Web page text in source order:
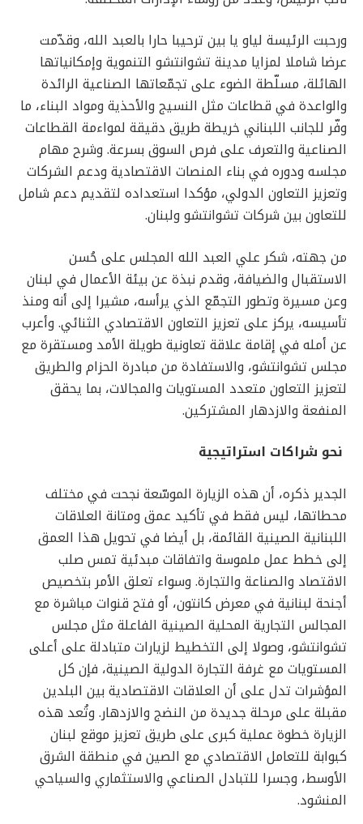
ورحبت الرئيسة لياو يا بين ترحيبا حارا بالعبد الله، وقدّمت
عرضا شاملا لمزايا مدينة تشوانتشو التنموية وإمكانياتها
الهائلة، مسلّطة الضوء على تجمّعاتها الصناعية الرائدة
والواعدة في قطاعات مثل النسيج والأحذية ومواد البناء، ما
وفّر للجانب اللبناني خريطة طريق دقيقة لمواءمة القطاعات
الصناعية والتعرف على فرص السوق بسرعة. وشرح مهام
مجلسه ودوره في بناء المنصات الاقتصادية ودعم الشركات
وتعزيز التعاون الدولي، مؤكدا استعداده لتقديم دعم شامل
للتعاون بين شركات تشوانتشو ولبنان.
من جهته، شكر علي العبد الله المجلس على حُسن
الاستقبال والضيافة، وقدم نبذة عن بيئة الأعمال في لبنان
وعن مسيرة وتطور التجمّع الذي يرأسه، مشيرا إلى أنه ومنذ
تأسيسه، يركز على تعزيز التعاون الاقتصادي الثنائي. وأعرب
عن أمله في إقامة علاقة تعاونية طويلة الأمد ومستقرة مع
مجلس تشوانتشو، والاستفادة من مبادرة الحزام والطريق
لتعزيز التعاون متعدد المستويات والمجالات، بما يحقق
المنفعة والازدهار المشتركين.
نحو شراكات استراتيجية
الجدير ذكره، أن هذه الزيارة الموسّعة نجحت في مختلف
محطاتها، ليس فقط في تأكيد عمق ومتانة العلاقات
اللبنانية الصينية القائمة، بل أيضا في تحويل هذا العمق
إلى خطط عمل ملموسة واتفاقات مبدئية تمس صلب
الاقتصاد والصناعة والتجارة. وسواء تعلق الأمر بتخصيص
أجنحة لبنانية في معرض كانتون، أو فتح قنوات مباشرة مع
المجالس التجارية المحلية الصينية الفاعلة مثل مجلس
تشوانتشو، وصولا إلى التخطيط لزيارات متبادلة على أعلى
المستويات مع غرفة التجارة الدولية الصينية، فإن كل
المؤشرات تدل على أن العلاقات الاقتصادية بين البلدين
مقبلة على مرحلة جديدة من النضج والازدهار. وتُعد هذه
الزيارة خطوة عملية كبرى على طريق تعزيز موقع لبنان
كبوابة للتعامل الاقتصادي مع الصين في منطقة الشرق
الأوسط، وجسرا للتبادل الصناعي والاستثماري والسياحي
المنشود.